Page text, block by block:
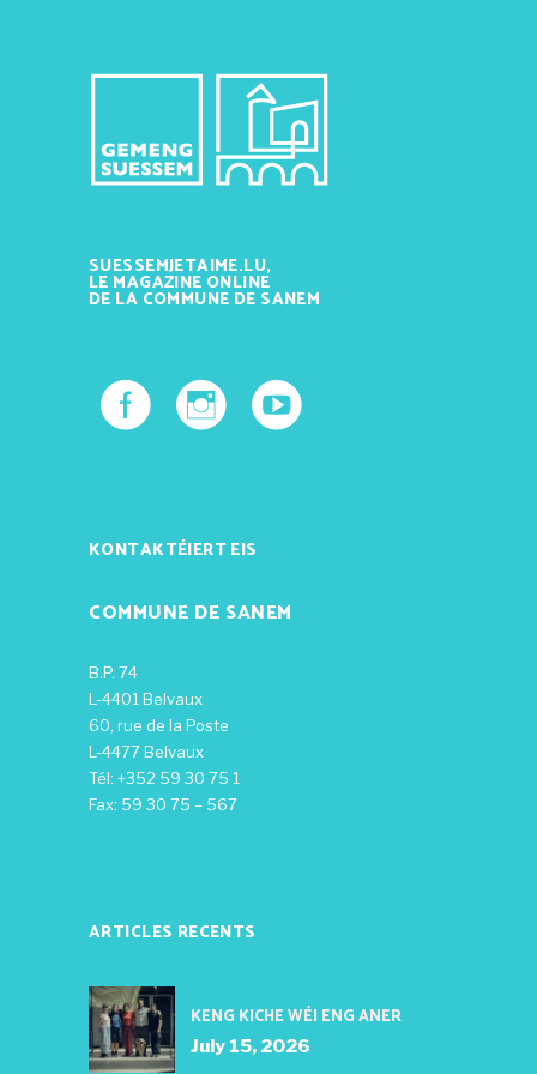
SUESSEMJETAIME.LU,
LE MAGAZINE ONLINE
DE LA COMMUNE DE SANEM
KONTAKTÉIERT EIS
COMMUNE DE SANEM
B.P. 74
L-4401 Belvaux
60, rue de la Poste
L-4477 Belvaux
Tél: +352 59 30 75 1
Fax: 59 30 75 – 567
ARTICLES RECENTS
KENG KICHE WÉI ENG ANER
July 15, 2026